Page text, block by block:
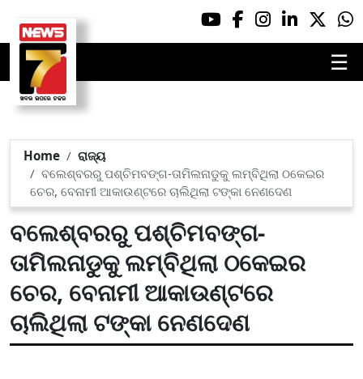
☰
Home
ରାଜ୍ୟ
ବଲେଶ୍ବରରୁ ପଶ୍ଚିମବଙ୍ଗ-ତାମିଲନାଡୁକୁ ଲମ୍ବିଥିଲା ଠକେଇର
ଚେର, ବେନାମୀ ଆକାଉଣ୍ଟରେ ଚାଲିଥିଲା ଟଙ୍କା ନେଣଦେଣ
ବଲେଶ୍ବରରୁ ପଶ୍ଚିମବଙ୍ଗ-
ତାମିଲନାଡୁକୁ ଲମ୍ବିଥିଲା ଠକେଇର
ଚେର, ବେନାମୀ ଆକାଉଣ୍ଟରେ
ଚାଲିଥିଲା ଟଙ୍କା ନେଣଦେଣ